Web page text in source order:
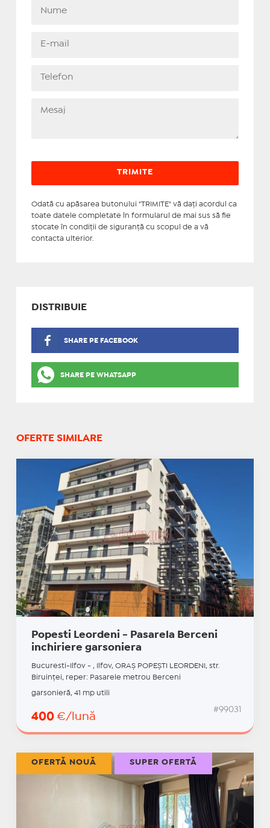
Odată cu apăsarea butonului "TRIMITE" vă daţi acordul ca
toate datele completate în formularul de mai sus să fie
stocate în condiţii de siguranţă cu scopul de a vă
contacta ulterior.
DISTRIBUIE
SHARE PE FACEBOOK
SHARE PE WHATSAPP
OFERTE SIMILARE
Popesti Leordeni - Pasarela Berceni
inchiriere garsoniera
Bucuresti-Ilfov - , Ilfov, ORAŞ POPEŞTI LEORDENI, str.
Biruinţei, reper: Pasarele metrou Berceni
garsonieră, 41 mp utili
400 €/lună
#99031
OFERTĂ NOUĂ SUPER OFERTĂ